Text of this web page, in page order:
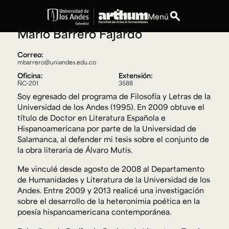
Menúsearch
Personas
Espacios expand_more
Explora ArteHum expand_more
Dirección
Calle 19A #1 - 37
Este. Bloque K.
Teléfono
[+57] (601) 339 4949
Arte e
Historia
Literatura y
Narrativas Digitales
Música
Ext.
Mario Barrero Fajardo
Profesor AsociadoLiteratura
Correo:
mbarrero@uniandes.edu.co
Oficina:
ÑC-201
Extensión:
3588
Soy egresado del programa de Filosofía y Letras de la
Universidad de los Andes (1995). En 2009 obtuve el
título de Doctor en Literatura Española e
Hispanoamericana por parte de la Universidad de
Salamanca, al defender mi tesis sobre el conjunto de
la obra literaria de Álvaro Mutis.
Me vinculé desde agosto de 2008 al Departamento
de Humanidades y Literatura de la Universidad de los
Andes. Entre 2009 y 2013 realicé una investigación
sobre el desarrollo de la heteronimia poética en la
poesía hispanoamericana contemporánea.